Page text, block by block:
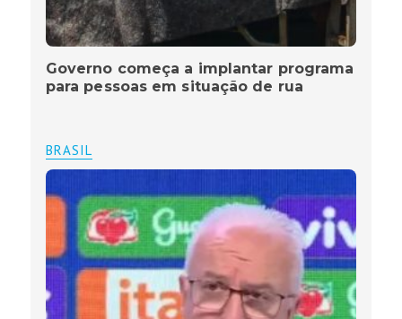
Governo começa a implantar programa
para pessoas em situação de rua
BRASIL